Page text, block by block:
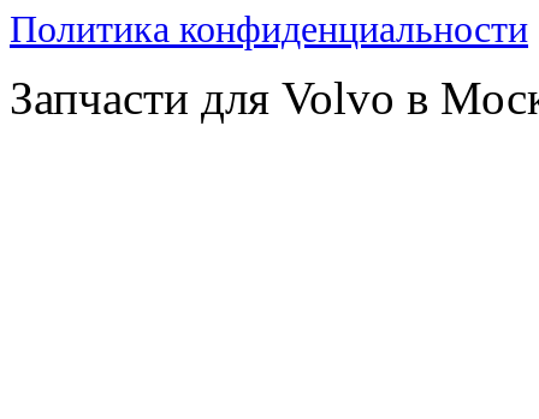
Политика конфиденциальности
Запчасти для Volvo в